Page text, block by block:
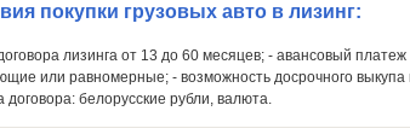
покупки грузовых авто в лизинг:
лизинга от 13 до 60 месяцев; - авансовый
или равномерные; - возможность досрочного выкупа
договора: белорусские рубли, валюта.